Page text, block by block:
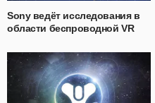
Sony ведёт исследования в
области беспроводной VR